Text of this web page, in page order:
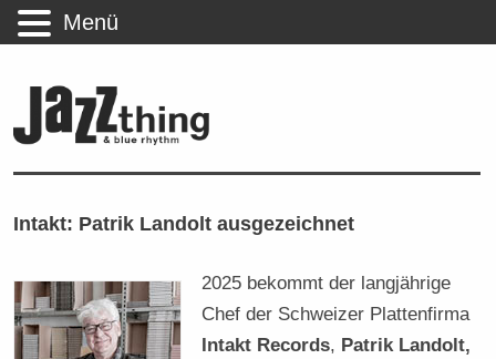
Intakt: Patrik Landolt ausgezeichnet
2025 bekommt der langjährige
Chef der Schweizer Plattenfirma
Intakt Records, Patrik Landolt,
Menü